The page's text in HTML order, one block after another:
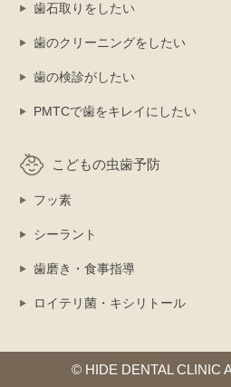
歯石取りをしたい
歯のクリーニングをしたい
歯の検診がしたい
PMTCで歯をキレイにしたい
こどもの虫歯予防
フッ素
シーラント
歯磨き・食事指導
ロイテリ菌・キシリトール
© HIDE DENTAL CLINIC